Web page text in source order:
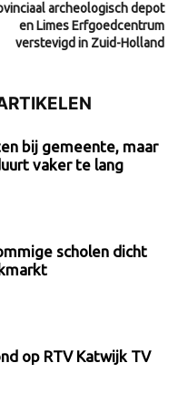
archeologisch depot
en Limes Erfgoedcentrum
verstevigd in Zuid-Holland
bij gemeente, maar
vaker te lang
scholen dicht
op RTV Katwijk TV